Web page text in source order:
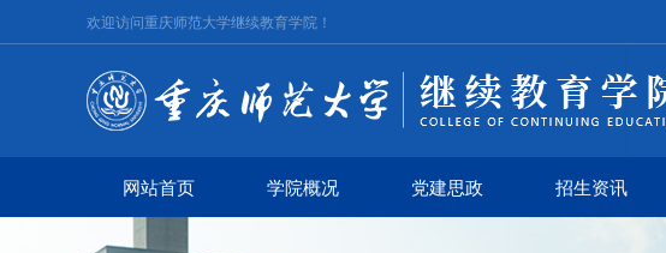
欢迎访问重庆师范大学继续教育学院！
网站首页 学院概况 党建思政 招生资讯